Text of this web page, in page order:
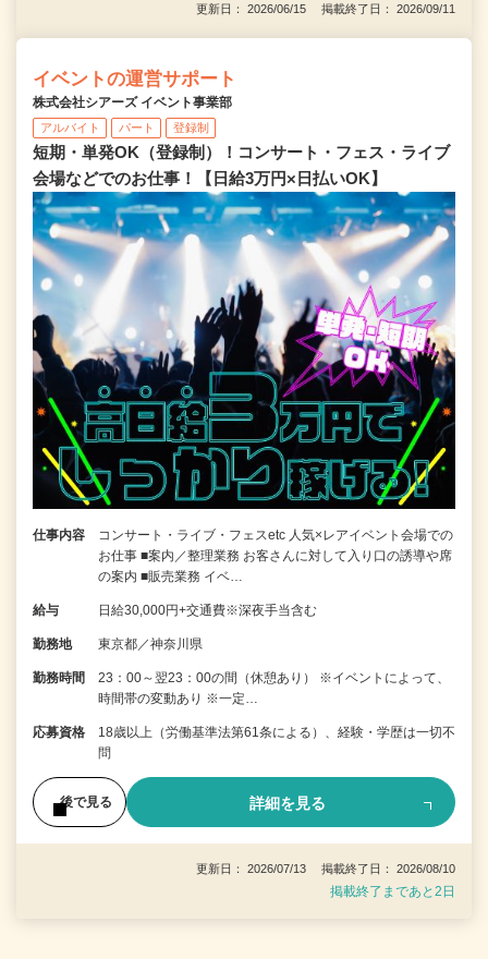
更新日： 2026/06/15 掲載終了日： 2026/09/11
イベントの運営サポート
株式会社シアーズ イベント事業部
アルバイト パート 登録制
短期・単発OK（登録制）！コンサート・フェス・ライブ
会場などでのお仕事！【日給3万円×日払いOK】
仕事内容
コンサート・ライブ・フェスetc 人気×レアイベント会場での
お仕事 ■案内／整理業務 お客さんに対して入り口の誘導や席
の案内 ■販売業務 イベ…
給与 日給30,000円+交通費※深夜手当含む
勤務地 東京都／神奈川県
勤務時間
23：00～翌23：00の間（休憩あり） ※イベントによって、
時間帯の変動あり ※一定…
応募資格
18歳以上（労働基準法第61条による）、経験・学歴は一切不
問
後で見る 詳細を見る
更新日： 2026/07/13 掲載終了日： 2026/08/10
掲載終了まであと2日